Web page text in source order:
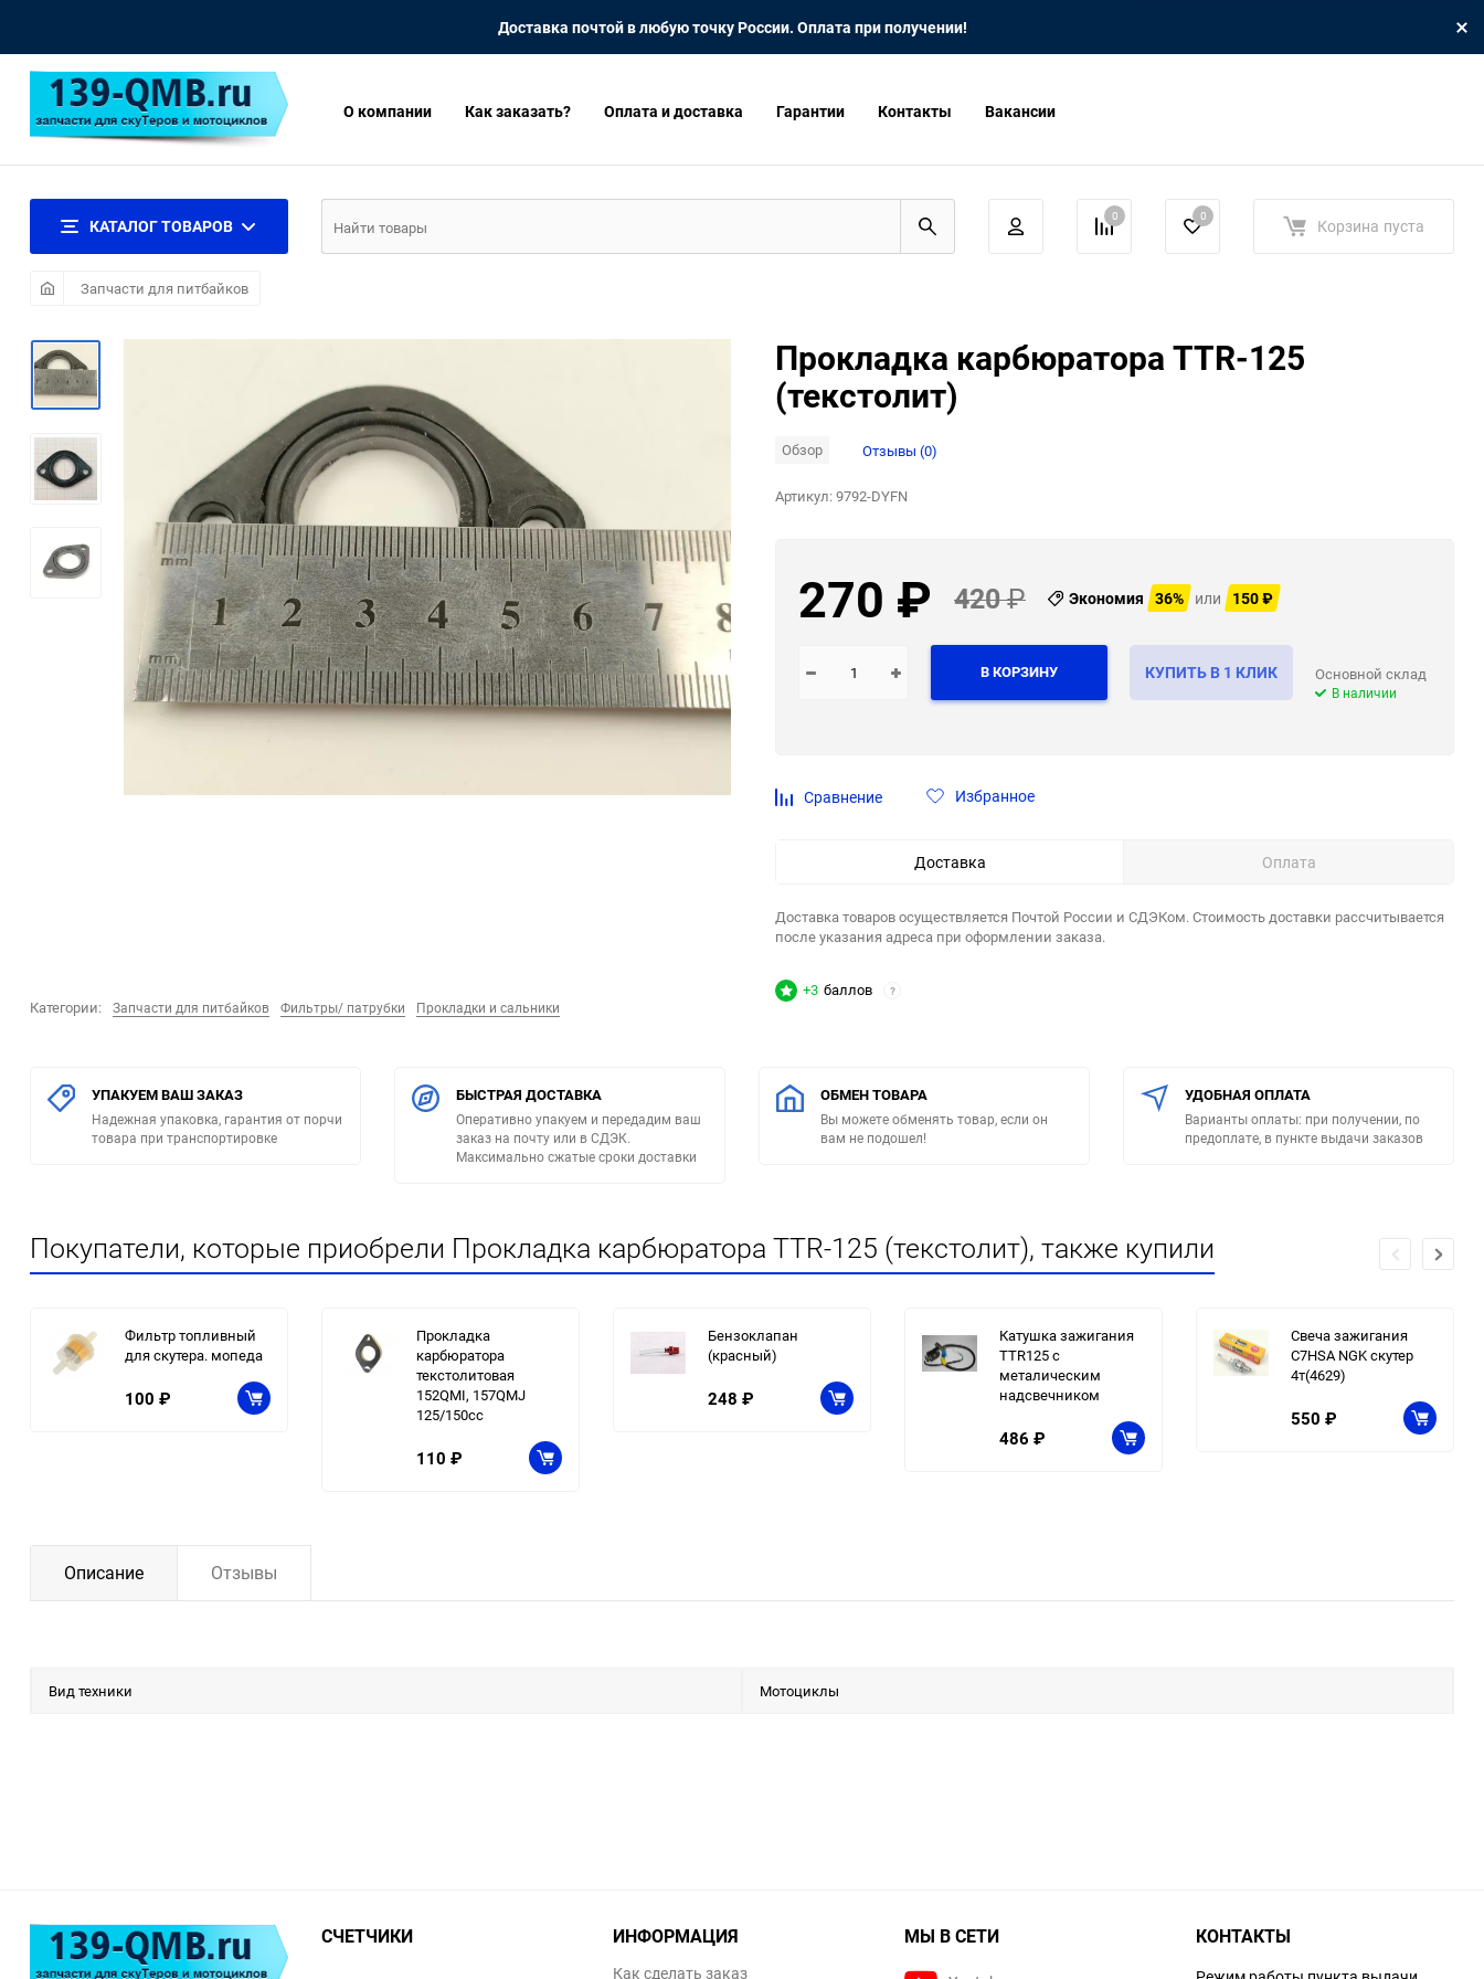
Доставка почтой в любую точку России. Оплата при получении!
О компании Как заказать? Оплата и доставка Гарантии Контакты Вакансии
КАТАЛОГ ТОВАРОВ 0 0 Корзина пуста
Запчасти для питбайков
Категории: Запчасти для питбайков Фильтры/ патрубки Прокладки и сальники
Прокладка карбюратора TTR-125
(текстолит)
Обзор Отзывы (0)
Артикул:9792-DYFN
270 ₽ 420₽ Экономия 36% или 150₽
В КОРЗИНУ КУПИТЬ В 1 КЛИК Основной склад
В наличии
Сравнение Избранное
Доставка Оплата
Доставка товаров осуществляется Почтой России и СДЭКом. Стоимость доставки рассчитывается
после указания адреса при оформлении заказа.
+3 баллов ?
УПАКУЕМ ВАШ ЗАКАЗ
Надежная упаковка, гарантия от порчи
товара при транспортировке
БЫСТРАЯ ДОСТАВКА
Оперативно упакуем и передадим ваш
заказ на почту или в СДЭК.
Максимально сжатые сроки доставки
ОБМЕН ТОВАРА
Вы можете обменять товар, если он
вам не подошел!
УДОБНАЯ ОПЛАТА
Варианты оплаты: при получении, по
предоплате, в пункте выдачи заказов
Покупатели, которые приобрели Прокладка карбюратора TTR-125 (текстолит), также купили
Фильтр топливный
для скутера. мопеда
100 ₽
Прокладка
карбюратора
текстолитовая
152QMI, 157QMJ
125/150сс
110 ₽
Бензоклапан
(красный)
248 ₽
Катушка зажигания
TTR125 с
металическим
надсвечником
486 ₽
Свеча зажигания
C7HSA NGK скутер
4т(4629)
550 ₽
Описание Отзывы
Вид техники Мотоциклы
СЧЕТЧИКИ ИНФОРМАЦИЯ
Как сделать заказ
МЫ В СЕТИ КОНТАКТЫ